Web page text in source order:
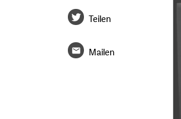
Teilen
Mailen